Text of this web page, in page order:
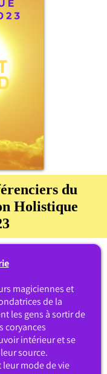
du
Holistique
magiciennes et
de la
les gens à sortir de
coryances
intérieur et se
source.
mode de vie